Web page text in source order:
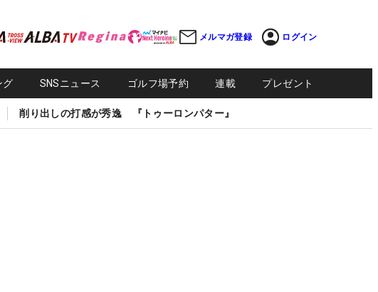
メルマガ登録 ログイン
グ SNSニュース ゴルフ場予約 連載 プレゼント
削り出しの打感が秀逸 『トゥーロンパター』